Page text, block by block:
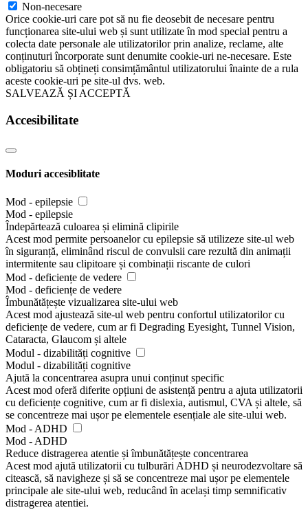
Non-necesare
Orice cookie-uri care pot să nu fie deosebit de necesare pentru
funcționarea site-ului web și sunt utilizate în mod special pentru a
colecta date personale ale utilizatorilor prin analize, reclame, alte
conținuturi încorporate sunt denumite cookie-uri ne-necesare. Este
obligatoriu să obțineți consimțământul utilizatorului înainte de a rula
aceste cookie-uri pe site-ul dvs. web.
SALVEAZĂ ȘI ACCEPTĂ
Accesibilitate
Moduri accesiblitate
Mod - epilepsie
Mod - epilepsie
Îndepărtează culoarea și elimină clipirile
Acest mod permite persoanelor cu epilepsie să utilizeze site-ul web
în siguranță, eliminând riscul de convulsii care rezultă din animații
intermitente sau clipitoare și combinații riscante de culori
Mod - deficiențe de vedere
Mod - deficiențe de vedere
Îmbunătățește vizualizarea site-ului web
Acest mod ajustează site-ul web pentru confortul utilizatorilor cu
deficiențe de vedere, cum ar fi Degrading Eyesight, Tunnel Vision,
Cataracta, Glaucom și altele
Modul - dizabilități cognitive
Modul - dizabilități cognitive
Ajută la concentrarea asupra unui conținut specific
Acest mod oferă diferite opțiuni de asistență pentru a ajuta utilizatorii
cu deficiențe cognitive, cum ar fi dislexia, autismul, CVA și altele, să
se concentreze mai ușor pe elementele esențiale ale site-ului web.
Mod - ADHD
Mod - ADHD
Reduce distragerea atentie și îmbunătățește concentrarea
Acest mod ajută utilizatorii cu tulburări ADHD și neurodezvoltare să
citească, să navigheze și să se concentreze mai ușor pe elementele
principale ale site-ului web, reducând în același timp semnificativ
distragerea atentiei.